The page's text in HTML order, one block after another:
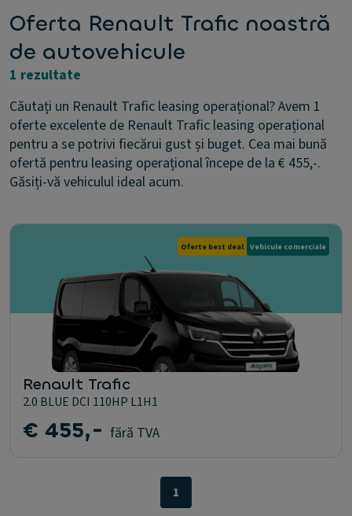
Oferta Renault Trafic noastră
de autovehicule
1 rezultate
Căutați un Renault Trafic leasing operațional? Avem 1
oferte excelente de Renault Trafic leasing operațional
pentru a se potrivi fiecărui gust și buget. Cea mai bună
ofertă pentru leasing operațional începe de la € 455,-.
Găsiți-vă vehiculul ideal acum.
Oferte best deal Vehicule comerciale
Renault Trafic
2.0 BLUE DCI 110HP L1H1
€ 455,- fără TVA
1